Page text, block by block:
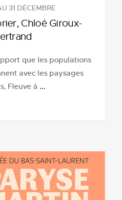
31 DÉCEMBRE
Chloé Giroux-
que les populations
avec les paysages
Fleuve à ...